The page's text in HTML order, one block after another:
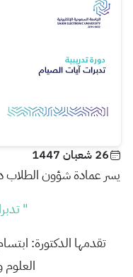
26 شعبان 1447
يسر عمادة شؤون الطلاب
"
تقدمها الدكتورة:
العلوم